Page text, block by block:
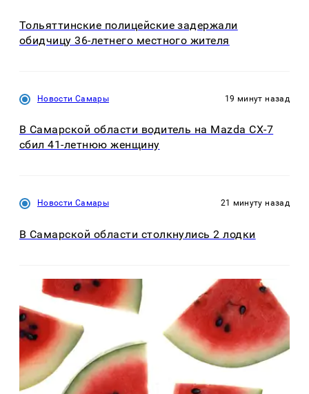
Тольяттинские полицейские задержали
обидчицу 36-летнего местного жителя
Новости Самары 19 минут назад
В Самарской области водитель на Mazda CX-7
сбил 41-летнюю женщину
Новости Самары 21 минуту назад
В Самарской области столкнулись 2 лодки